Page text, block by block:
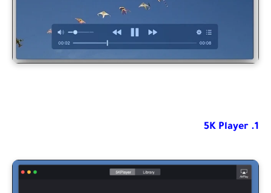
1. 5K Player